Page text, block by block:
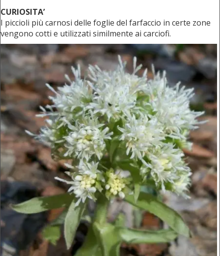
CURIOSITA’
I piccioli più carnosi delle foglie del farfaccio in certe zone
vengono cotti e utilizzati similmente ai carciofi.